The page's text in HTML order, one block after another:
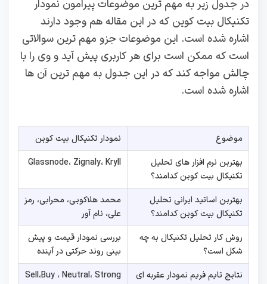
در جدول زیر به مهم ترین موضوعات پیرامون نمودار
تکنیکال بیت کوین که در این مقاله هم وجود دارند
اشاره شده است. این موضوعات جزو مهم ترین سوالاتی
است که ممکن است برای هر کاربری پیش آید و وی را با
چالش مواجه کند که در این جدول به مهم ترین آن ها
اشاره شده است.
موضوع
نمودار تکنیکال بیت کوین
بهترین نرم افزار های تحلیل
تکنیکال بیت کوین کدامند؟
Glassnode، Zignaly، Kryll
بهترین اساتید ایرانی تحلیل
تکنیکال بیت کوین کدامند؟
محمد هلاکویی، محرابی، رمز
علی، نام آور
روش کار تحلیل تکنیکال به چه
شکل است؟
بررسی نمودار قیمت و پیش
بینی روند حرکتی در آینده
نتایج تایم فریم نمودار عقربه ای
Sell،Buy ، Neutral، Strong